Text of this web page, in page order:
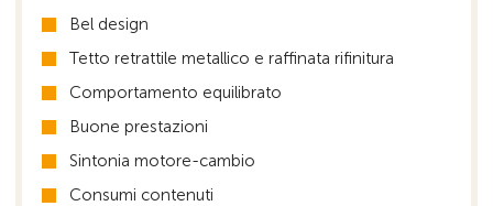
Bel design
Tetto retrattile metallico e raffinata rifinitura
Comportamento equilibrato
Buone prestazioni
Sintonia motore-cambio
Consumi contenuti